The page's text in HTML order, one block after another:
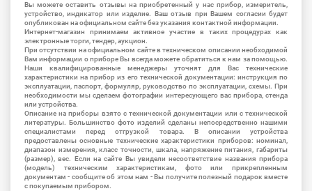
Вы можете оставить отзывы на приобретенный у нас прибор, измеритель,
устройство, индикатор или изделие. Ваш отзыв при Вашем согласии будет
опубликован на официальном сайте без указания контактной информации.
Интернет-магазин принимаем активное участие в таких процедурах как
электронные торги, тендер, аукцион.
При отсутствии на официальном сайте в техническом описании необходимой
Вам информации о приборе Вы всегда можете обратиться к нам за помощью.
Наши квалифицированные менеджеры уточнят для Вас технические
характеристики на прибор из его технической документации: инструкция по
эксплуатации, паспорт, формуляр, руководство по эксплуатации, схемы. При
необходимости мы сделаем фотографии интересующего вас прибора, стенда
или устройства.
Описание на приборы взято с технической документации или с технической
литературы. Большинство фото изделий сделаны непосредственно нашими
специалистами перед отгрузкой товара. В описании устройства
предоставлены основные технические характеристики приборов: номинал,
диапазон измерения, класс точности, шкала, напряжение питания, габариты
(размер), вес. Если на сайте Вы увидели несоответствие названия прибора
(модель) техническим характеристикам, фото или прикрепленным
документам - сообщите об этом нам - Вы получите полезный подарок вместе
с покупаемым прибором.